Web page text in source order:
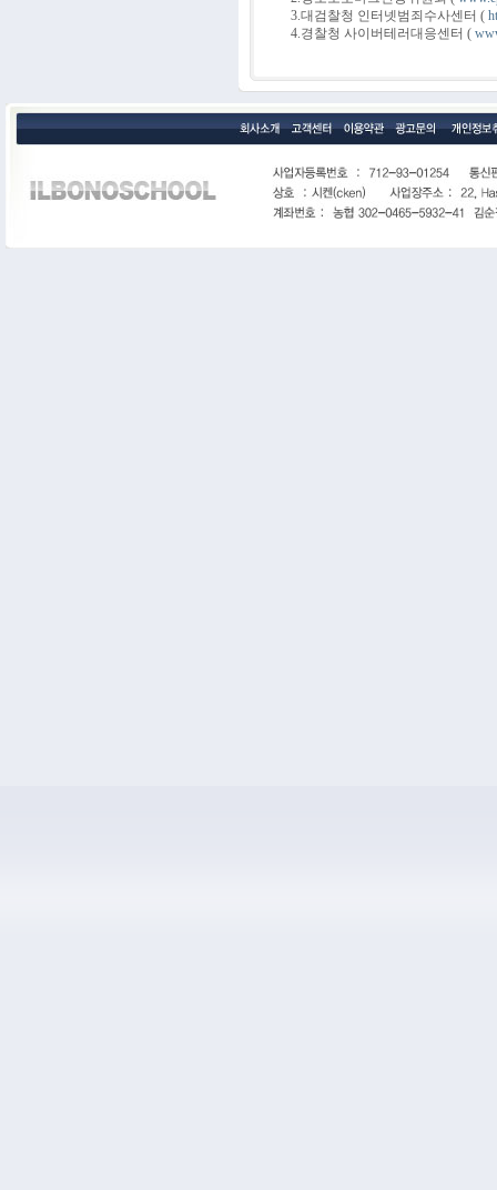
3.대검찰청 인터넷범죄수사센터 (
4.경찰청 사이버테러대응센터 (